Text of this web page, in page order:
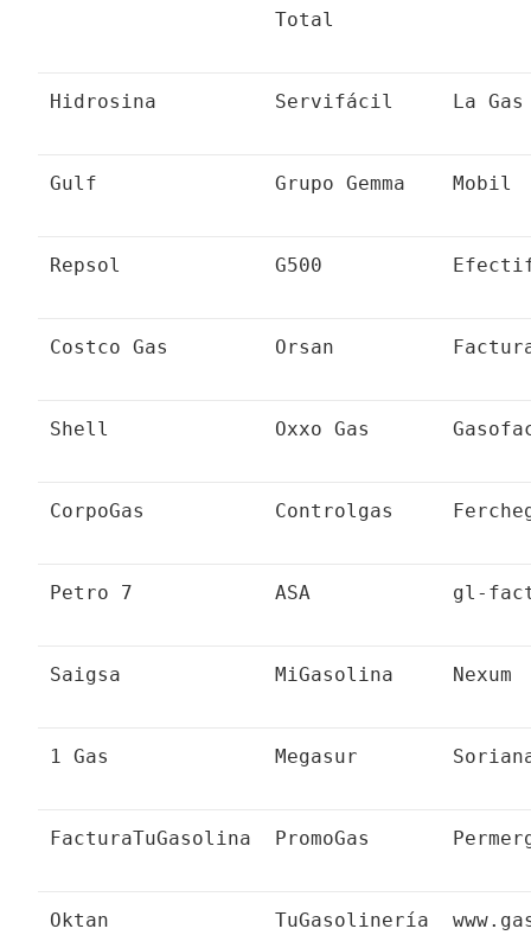
Total
Hidrosina Servifácil La Gas
Gulf Grupo Gemma Mobil
Repsol G500
Costco Gas Orsan
Shell Oxxo Gas
CorpoGas Controlgas
Petro 7 ASA gl-
Saigsa MiGasolina Nexum
1 Gas Megasur
FacturaTuGasolina PromoGas
Oktan TuGasolinería